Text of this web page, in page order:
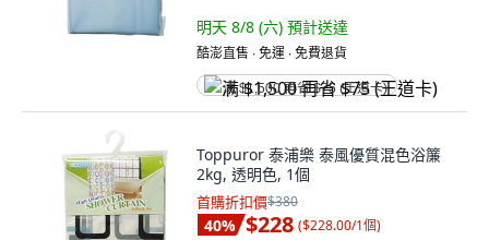
明天 8/8 (六) 預計送達
酷澎直售 ∙ 免運 ∙ 免費退貨
满 $1,500 再省 $75 (王道卡)
Toppuror 泰浦樂 泰風優質混色浴簾
2kg, 透明色, 1個
首購折扣價$380
40% $228 ($228.00/1個)